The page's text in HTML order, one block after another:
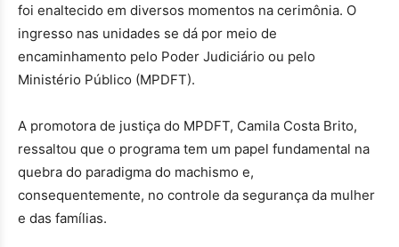
foi enaltecido em diversos momentos na cerimônia. O
ingresso nas unidades se dá por meio de
encaminhamento pelo Poder Judiciário ou pelo
Ministério Público (MPDFT).
A promotora de justiça do MPDFT, Camila Costa Brito,
ressaltou que o programa tem um papel fundamental na
quebra do paradigma do machismo e,
consequentemente, no controle da segurança da mulher
e das famílias.